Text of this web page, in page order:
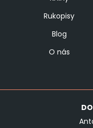
Rukopisy
Blog
O nás